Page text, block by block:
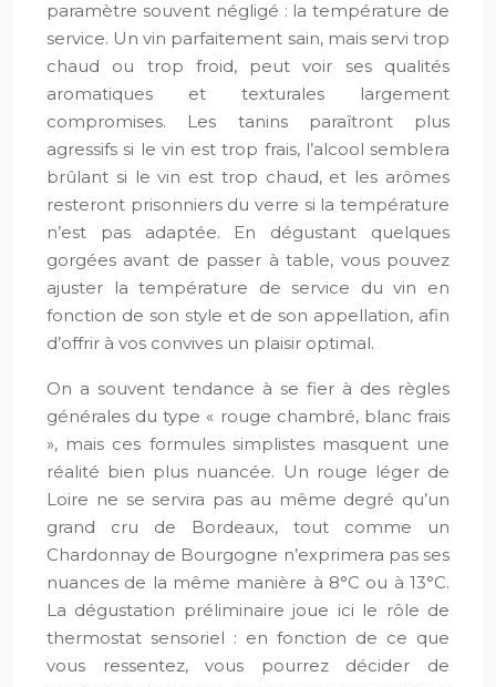
paramètre souvent négligé : la température de
service. Un vin parfaitement sain, mais servi trop
chaud ou trop froid, peut voir ses qualités
aromatiques et texturales largement
compromises. Les tanins paraîtront plus
agressifs si le vin est trop frais, l’alcool semblera
brûlant si le vin est trop chaud, et les arômes
resteront prisonniers du verre si la température
n’est pas adaptée. En dégustant quelques
gorgées avant de passer à table, vous pouvez
ajuster la température de service du vin en
fonction de son style et de son appellation, afin
d’offrir à vos convives un plaisir optimal.
On a souvent tendance à se fier à des règles
générales du type « rouge chambré, blanc frais
», mais ces formules simplistes masquent une
réalité bien plus nuancée. Un rouge léger de
Loire ne se servira pas au même degré qu’un
grand cru de Bordeaux, tout comme un
Chardonnay de Bourgogne n’exprimera pas ses
nuances de la même manière à 8°C ou à 13°C.
La dégustation préliminaire joue ici le rôle de
thermostat sensoriel : en fonction de ce que
vous ressentez, vous pourrez décider de